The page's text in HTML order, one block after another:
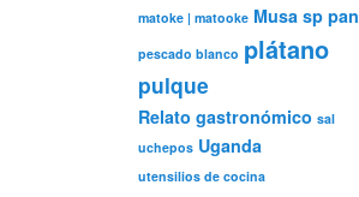
matoke | matooke Musa sp pan
pescado blanco plátano
pulque
Relato gastronómico sal
uchepos Uganda
utensilios de cocina